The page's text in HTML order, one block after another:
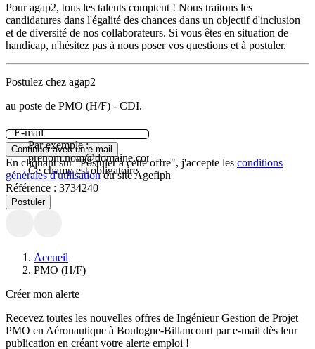
Pour agap2, tous les talents comptent ! Nous traitons les
candidatures dans l'égalité des chances dans un objectif d'inclusion
et de diversité de nos collaborateurs. Si vous êtes en situation de
handicap, n'hésitez pas à nous poser vos questions et à postuler.
Postulez chez agap2
au poste de PMO (H/F) - CDI.
E-mail
Par exemple :
prenom.nom@domaine.com.
Ce champ est obligatoire.
Continuer avec un e-mail
En cliquant sur "Postuler à cette offre", j'accepte les conditions
générales d'utilisationdu site Agefiph
Référence : 3734240
Postuler
Accueil
PMO (H/F)
Créer mon alerte
Recevez toutes les nouvelles offres de Ingénieur Gestion de Projet
PMO en Aéronautique à Boulogne-Billancourt par e-mail dès leur
publication en créant votre alerte emploi !